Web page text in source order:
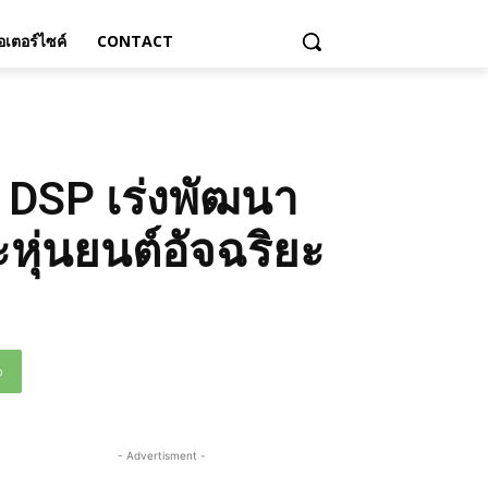
เตอร์ไซค์ CONTACT
เร่งพัฒนา
หุ่นยนต์อัจฉริยะ
- Advertisment -